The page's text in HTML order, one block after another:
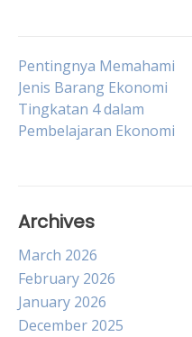
Post
navigation
Pentingnya Memahami
Jenis Barang Ekonomi
Tingkatan 4 dalam
Pembelajaran Ekonomi
Archives
March 2026
February 2026
January 2026
December 2025